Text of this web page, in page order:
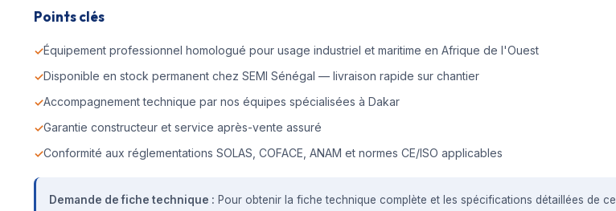
Points clés
Équipement professionnel homologué pour usage industriel et maritime en Afrique de l'Ouest
Disponible en stock permanent chez SEMI Sénégal — livraison rapide sur chantier
Accompagnement technique par nos équipes spécialisées à Dakar
Garantie constructeur et service après-vente assuré
Conformité aux réglementations SOLAS, COFACE, ANAM et normes CE/ISO applicables
Demande de fiche technique : Pour obtenir la fiche technique complète et les spécifications détaillées de ce